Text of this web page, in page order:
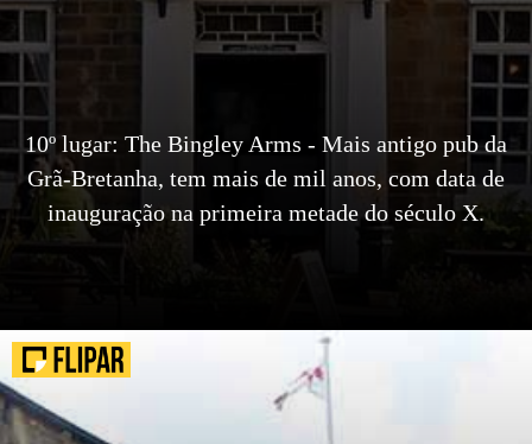
10º lugar: The Bingley Arms - Mais antigo pub da
Grã-Bretanha, tem mais de mil anos, com data de
inauguração na primeira metade do século X.